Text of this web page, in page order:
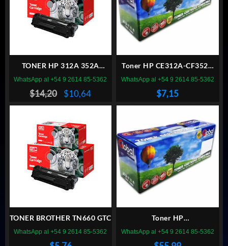
TONER HP 312A 352A
AMARILLO GTC
$14,20
El
precio
era:
$14,20.
$10,64El
precio
$10,64.
WhatsApp al +54 9 2614 85-5362
Toner HP CE312A-CF352A
GLOBAL
$7,15
WhatsApp al +54 9 2614 85-5362
TONER BROTHER TN660 GTC
WhatsApp al +54 9 2614 85-5362
Toner HP
CB543/CE323/CF213A
WhatsApp al +54 9 2614 85-5362